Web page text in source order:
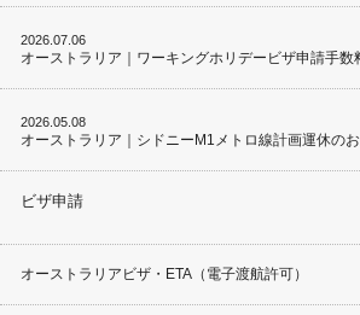
2026.07.06
オーストラリア｜ワーキングホリデービザ申請手数
2026.05.08
オーストラリア｜シドニーM1メトロ線計画運休のお
ビザ申請
オーストラリアビザ・ETA（電子渡航許可）